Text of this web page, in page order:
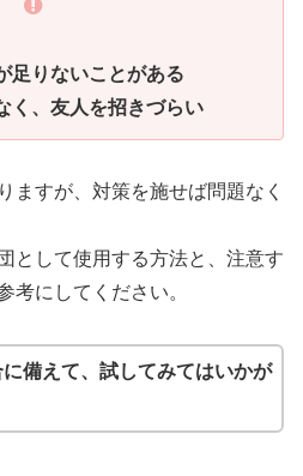
足りないことがある
く、友人を招きづらい
ますが、対策を施せば問題なく
として使用する方法と、注意す
考にしてください。
に備えて、試してみてはいかが